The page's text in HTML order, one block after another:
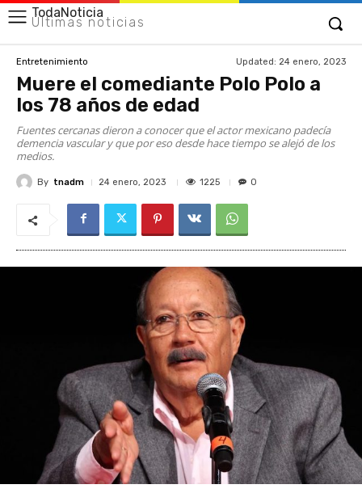
TodaNoticia
Últimas noticias
Entretenimiento Updated: 24 enero, 2023
Muere el comediante Polo Polo a
los 78 años de edad
Fuentes cercanas dieron a conocer que el actor mexicano padecía
demencia vascular y que por eso desde hace tiempo se alejó de los
medios.
By tnadm 24 enero, 2023 1225 0